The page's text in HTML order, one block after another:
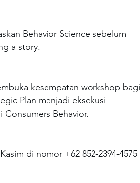
Behavior Science sebelum
a story.
kesempatan workshop bagi
Plan menjadi eksekusi
Behavior.
di nomor +62 852-2394-4575